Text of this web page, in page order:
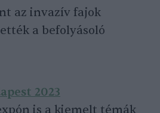
az invazív fajok
a befolyásoló
2023
is a kiemelt témák